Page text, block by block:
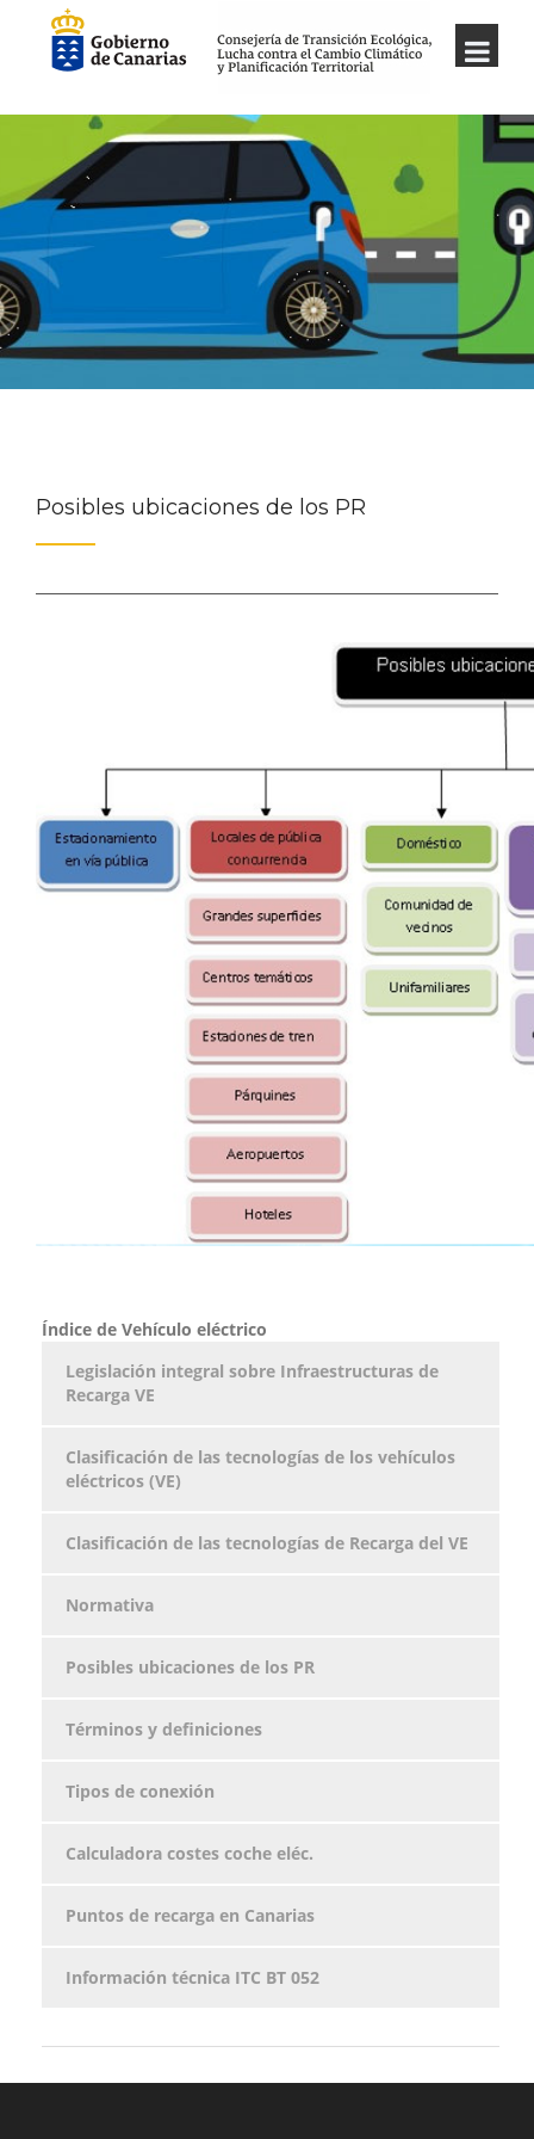
Posibles ubicaciones de los PR
Índice de Vehículo eléctrico
Legislación integral sobre Infraestructuras de
Recarga VE
Clasificación de las tecnologías de los vehículos
eléctricos (VE)
Clasificación de las tecnologías de Recarga del VE
Normativa
Posibles ubicaciones de los PR
Términos y definiciones
Tipos de conexión
Calculadora costes coche eléc.
Puntos de recarga en Canarias
Información técnica ITC BT 052